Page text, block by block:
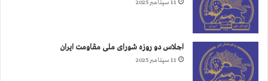
11 سپتامبر 2025
اجلاس دو روزه شورای ملی مقاومت ایران
11 سپتامبر 2025